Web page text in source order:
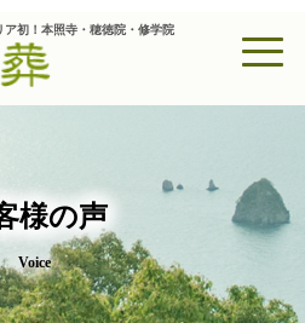
初！本照寺・穂徳院・修学院
様の声
Voice